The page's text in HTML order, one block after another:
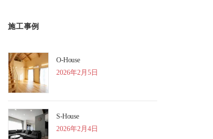
施工事例
O-House
2026年2月5日
S-House
2026年2月4日